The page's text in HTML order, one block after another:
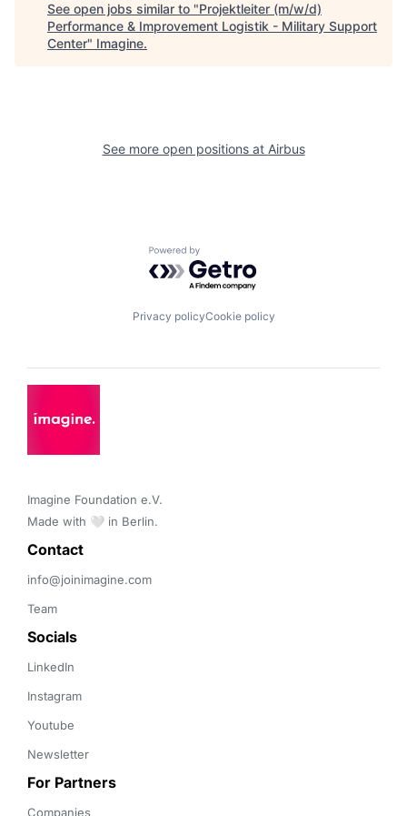
See open jobs similar to "Projektleiter (m/w/d)
Performance & Improvement Logistik - Military Support
Center" Imagine.
See more open positions at Airbus
Powered by Getro.com
Privacy policyCookie policy
Imagine Foundation e.V.
Made with 🤍 in Berlin.
Contact
info@joinimagine.com
Team
Socials
LinkedIn
Instagram
Youtube
Newsletter
For Partners
Companies